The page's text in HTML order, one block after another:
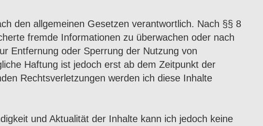
den allgemeinen Gesetzen verantwortlich. Nach §§ 8
fremde Informationen zu überwachen oder nach
Entfernung oder Sperrung der Nutzung von
Haftung ist jedoch erst ab dem Zeitpunkt der
Rechtsverletzungen werden ich diese Inhalte
und Aktualität der Inhalte kann ich jedoch keine